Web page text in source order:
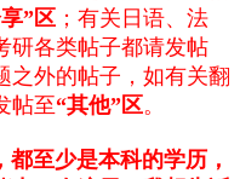
”区 ；有关日语、法
研各类帖子都请发帖
之外的帖子，如有关翻
帖至“其他”区。
至少是本科的学历，